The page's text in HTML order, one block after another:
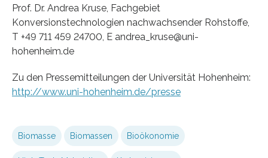
Prof. Dr. Andrea Kruse, Fachgebiet
Konversionstechnologien nachwachsender Rohstoffe,
T +49 711 459 24700, E andrea_kruse@uni-
hohenheim.de
Zu den Pressemitteilungen der Universität Hohenheim:
http://www.uni-hohenheim.de/presse
Biomasse Biomassen Bioökonomie